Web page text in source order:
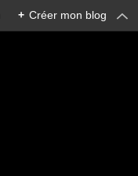
+ Créer mon blog